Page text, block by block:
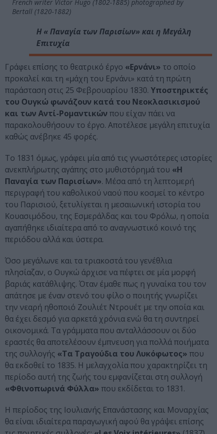
French writer Victor Hugo (1802-1885) photographed by
Bertall (1820-1882)
Η « Παναγία των Παρισίων» και η Μεγάλη
Επιτυχία
Γράφει επίσης το θεατρικό έργο «Ερνάνι» το οποίο
προκαλεί και τη «μάχη του Ερνάνι» κατά τη πρώτη
παράσταση στις 25 Φεβρουαρίου 1830. Υποστηρικτές
του Ουγκώ φωνάζουν κατά του Νεοκλασικισμού
και των Αντί-Ρομαντικών που είχαν πάει να
παρακολουθήσουν το έργο. Αποτέλεσε μεγάλη επιτυχία
καθώς ανέβηκε 45 φορές.
Το 1831 όμως, γράφει μία από τις γνωστότερες ιστορίες
ανεκπλήρωτης αγάπης στο μυθιστόρημά του «Η
Παναγία των Παρισίων». Μέσα από τη λεπτομερή
περιγραφή του καθολικού ναού που κοσμεί το κέντρο
του Παρισιού, ξετυλίγεται η μεσαιωνική ιστορία του
Κουασιμόδου, της Εσμεράλδας και του Φρόλω, η οποία
αγαπήθηκε ιδιαίτερα από το αναγνωστικό κοινό της
περιόδου αλλά και ύστερα.
Όσο μεγάλωνε και τα τριακοστά του γενέθλια
πλησίαζαν, ο Ουγκώ άρχισε να πέφτει σε μία μορφή
βαριάς κατάθλιψης. Όταν έμαθε πως η γυναίκα του τον
απάτησε με έναν στενό του φίλο ο ποιητής γνωρίζει
την νεαρή ηθοποιό Ζουλιέτ Ντρουέτ με την οποία και
θα έχει δεσμό για αρκετά χρόνια ενώ θα τη συντηρεί
οικονομικά. Τα γράμματα που ανταλλάσσουν οι δύο
εραστές θα αποτελέσουν έμπνευση για πολλά ποιήματα
της συλλογής «Τα Τραγούδια του Λυκόφωτος» που
θα εκδοθεί το 1835. Η μελαγχολία που χαρακτηρίζει τη
περίοδο αυτή της ζωής του εμφανίζεται στη συλλογή
«Φθινοπωρινά Φύλλα» που εκδίδεται το 1831.
Η περίοδος της Ιουλιανής Επανάστασης και Μοναρχίας
θα είναι ιδιαίτερα παραγωγική αφού θα γράψει επίσης